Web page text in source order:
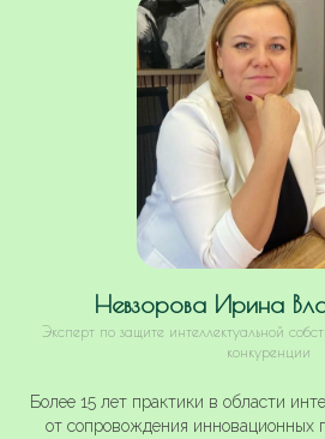
Невзорова Ирина
Эксперт по защите интеллектуальной
конкуренции
Более 15 лет практики в области
от сопровождения инновационных